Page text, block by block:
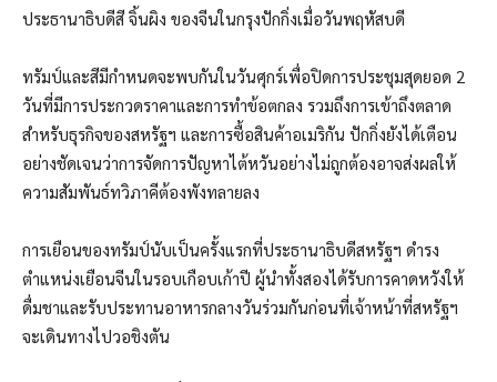
ประธานาธิบดีสี จิ้นผิง ของจีนในกรุงปักกิ่งเมื่อวันพฤหัสบดี
ทรัมป์และสีมีกำหนดจะพบกันในวันศุกร์เพื่อปิดการประชุมสุดยอด 2
วันที่มีการประกวดราคาและการทำข้อตกลง รวมถึงการเข้าถึงตลาด
สำหรับธุรกิจของสหรัฐฯ และการซื้อสินค้าอเมริกัน ปักกิ่งยังได้เตือน
อย่างชัดเจนว่าการจัดการปัญหาไต้หวันอย่างไม่ถูกต้องอาจส่งผลให้
ความสัมพันธ์ทวิภาคีต้องพังทลายลง
การเยือนของทรัมป์นับเป็นครั้งแรกที่ประธานาธิบดีสหรัฐฯ ดำรง
ตำแหน่งเยือนจีนในรอบเกือบเก้าปี ผู้นำทั้งสองได้รับการคาดหวังให้
ดื่มชาและรับประทานอาหารกลางวันร่วมกันก่อนที่เจ้าหน้าที่สหรัฐฯ
จะเดินทางไปวอชิงตัน